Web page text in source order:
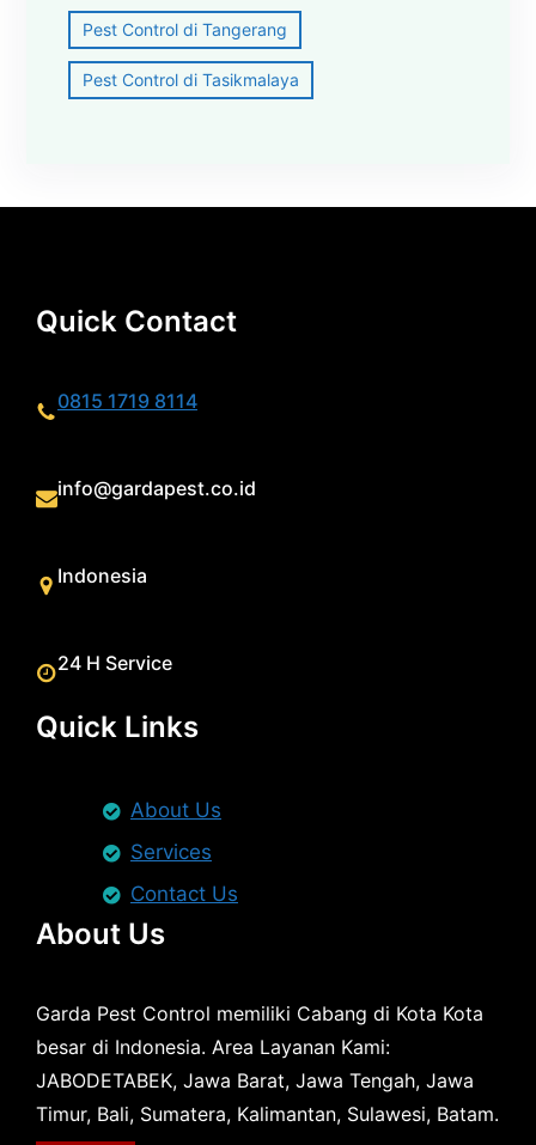
Pest Control di Tangerang
Pest Control di Tasikmalaya
Quick Contact
0815 1719 8114
info@gardapest.co.id
Indonesia
24 H Service
Quick Links
About Us
Services
Contact Us
About Us
Garda Pest Control memiliki Cabang di Kota Kota
besar di Indonesia. Area Layanan Kami:
JABODETABEK, Jawa Barat, Jawa Tengah, Jawa
Timur, Bali, Sumatera, Kalimantan, Sulawesi, Batam.